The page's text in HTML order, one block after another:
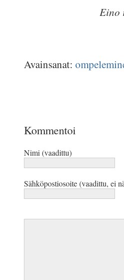
Eino
Avainsanat:
Kommentoi
Nimi (vaadittu)
Sähköpostiosoite (vaadittu, ei